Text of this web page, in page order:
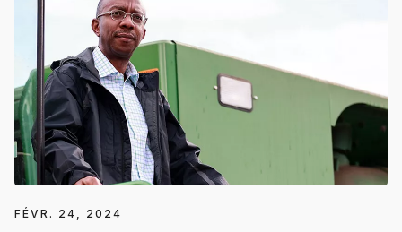
FÉVR. 24, 2024